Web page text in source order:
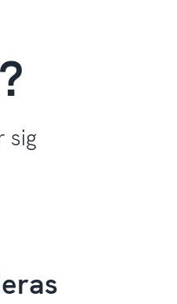
sig